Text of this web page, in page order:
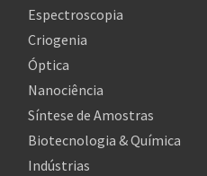
Espectroscopia
Criogenia
Óptica
Nanociência
Síntese de Amostras
Biotecnologia & Química
Indústrias